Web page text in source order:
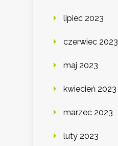
lipiec 2023
czerwiec 2023
maj 2023
kwiecień 2023
marzec 2023
luty 2023